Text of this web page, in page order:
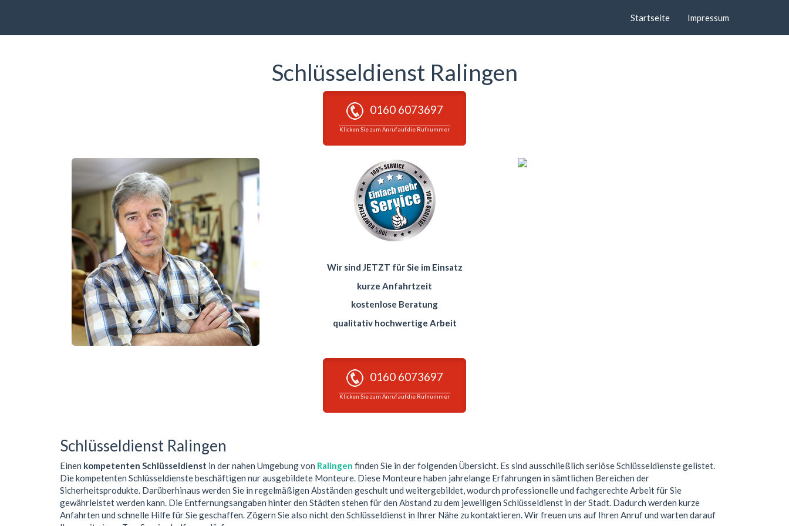
Startseite Impressum
Schlüsseldienst Ralingen
0160 6073697
Klicken Sie zum Anruf auf die Rufnummer
Wir sind JETZT für Sie im Einsatz
kurze Anfahrtzeit
kostenlose Beratung
qualitativ hochwertige Arbeit
0160 6073697
Klicken Sie zum Anruf auf die Rufnummer
Schlüsseldienst Ralingen
Einen kompetenten Schlüsseldienst in der nahen Umgebung von Ralingen finden Sie in der folgenden Übersicht. Es sind ausschließlich seriöse Schlüsseldienste gelistet.
Die kompetenten Schlüsseldienste beschäftigen nur ausgebildete Monteure. Diese Monteure haben jahrelange Erfahrungen in sämtlichen Bereichen der
Sicherheitsprodukte. Darüberhinaus werden Sie in regelmäßigen Abständen geschult und weitergebildet, wodurch professionelle und fachgerechte Arbeit für Sie
gewährleistet werden kann. Die Entfernungsangaben hinter den Städten stehen für den Abstand zu dem jeweiligen Schlüsseldienst in der Stadt. Dadurch werden kurze
Anfahrten und schnelle Hilfe für Sie geschaffen. Zögern Sie also nicht den Schlüsseldienst in Ihrer Nähe zu kontaktieren. Wir freuen uns auf Ihren Anruf und warten darauf